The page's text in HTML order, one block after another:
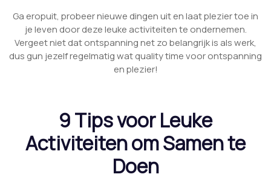
Ga eropuit, probeer nieuwe dingen uit en laat plezier toe in
je leven door deze leuke activiteiten te ondernemen.
Vergeet niet dat ontspanning net zo belangrijk is als werk,
dus gun jezelf regelmatig wat quality time voor ontspanning
en plezier!
9 Tips voor Leuke
Activiteiten om Samen te
Doen